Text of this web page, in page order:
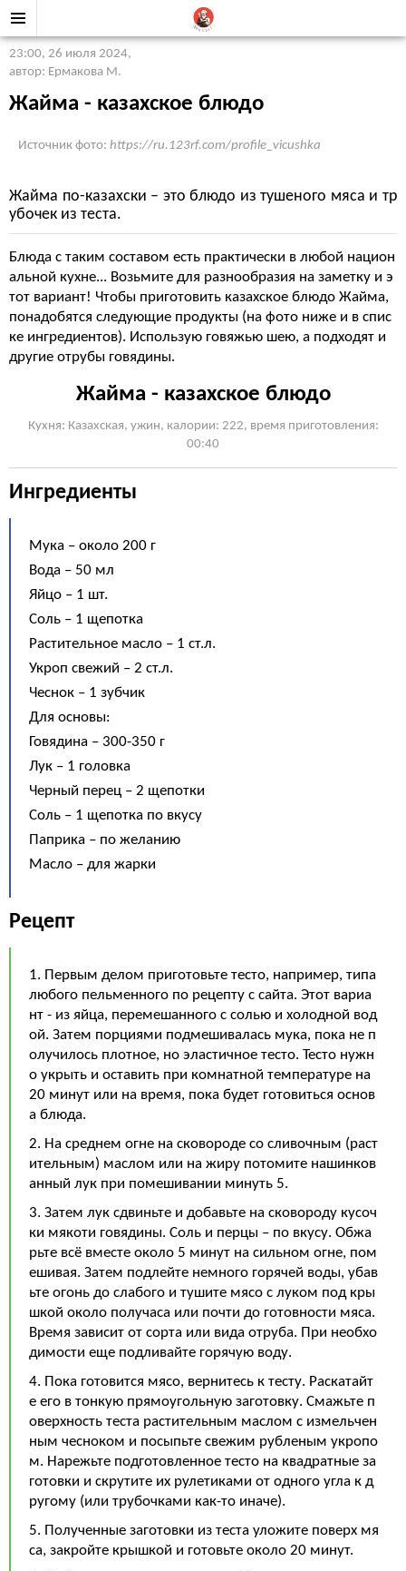
23:00, 26 июля 2024,
автор: Ермакова М.
Жайма - казахское блюдо
Источник фото: https://ru.123rf.com/profile_vicushka
Жайма по-казахски – это блюдо из тушеного мяса и тр
убочек из теста.
Блюда с таким составом есть практически в любой национ
альной кухне... Возьмите для разнообразия на заметку и э
тот вариант! Чтобы приготовить казахское блюдо Жайма,
понадобятся следующие продукты (на фото ниже и в спис
ке ингредиентов). Использую говяжью шею, а подходят и
другие отрубы говядины.
Жайма - казахское блюдо
Кухня: Казахская, ужин, калории: 222, время приготовления:
00:40
Ингредиенты
Мука – около 200 г
Вода – 50 мл
Яйцо – 1 шт.
Соль – 1 щепотка
Растительное масло – 1 ст.л.
Укроп свежий – 2 ст.л.
Чеснок – 1 зубчик
Для основы:
Говядина – 300-350 г
Лук – 1 головка
Черный перец – 2 щепотки
Соль – 1 щепотка по вкусу
Паприка – по желанию
Масло – для жарки
Рецепт
1. Первым делом приготовьте тесто, например, типа
любого пельменного по рецепту с сайта. Этот вариа
нт - из яйца, перемешанного с солью и холодной вод
ой. Затем порциями подмешивалась мука, пока не п
олучилось плотное, но эластичное тесто. Тесто нужн
о укрыть и оставить при комнатной температуре на
20 минут или на время, пока будет готовиться основ
а блюда.
2. На среднем огне на сковороде со сливочным (раст
ительным) маслом или на жиру потомите нашинков
анный лук при помешивании минуть 5.
3. Затем лук сдвиньте и добавьте на сковороду кусоч
ки мякоти говядины. Соль и перцы – по вкусу. Обжа
рьте всё вместе около 5 минут на сильном огне, пом
ешивая. Затем подлейте немного горячей воды, убав
ьте огонь до слабого и тушите мясо с луком под кры
шкой около получаса или почти до готовности мяса.
Время зависит от сорта или вида отруба. При необхо
димости еще подливайте горячую воду.
4. Пока готовится мясо, вернитесь к тесту. Раскатайт
е его в тонкую прямоугольную заготовку. Смажьте п
оверхность теста растительным маслом с измельчен
ным чесноком и посыпьте свежим рубленым укропо
м. Нарежьте подготовленное тесто на квадратные за
готовки и скрутите их рулетиками от одного угла к д
ругому (или трубочками как-то иначе).
5. Полученные заготовки из теста уложите поверх мя
са, закройте крышкой и готовьте около 20 минут.